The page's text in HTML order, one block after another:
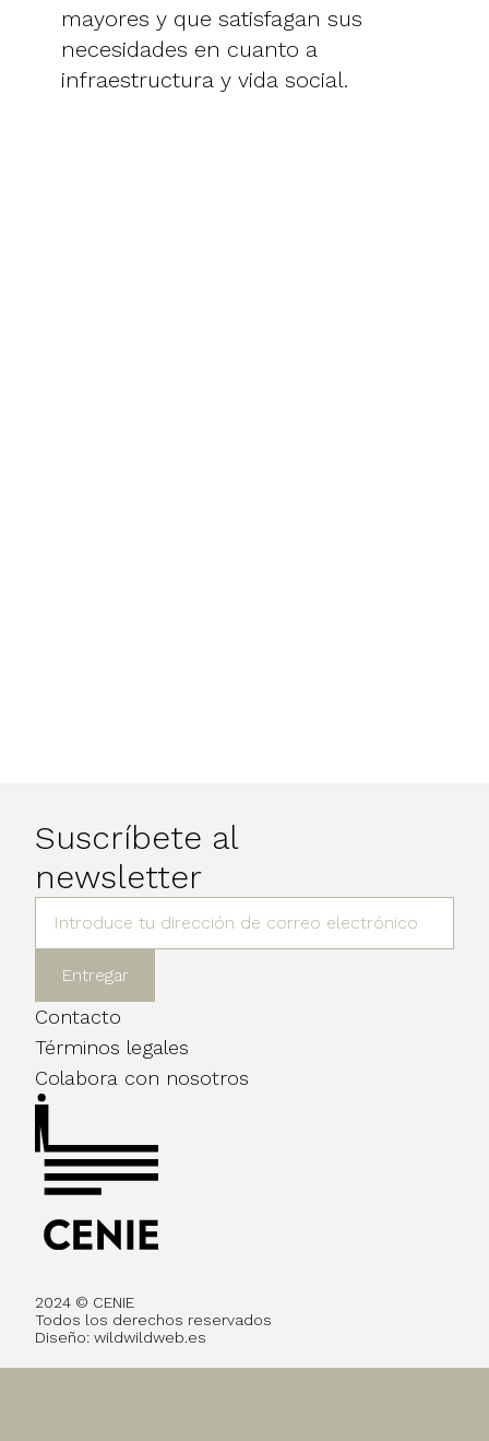
mayores y que satisfagan sus
necesidades en cuanto a
infraestructura y vida social.
Suscríbete al
newsletter
Contacto
Términos legales
Colabora con nosotros
2024 © CENIE
Todos los derechos reservados
Diseño: wildwildweb.es